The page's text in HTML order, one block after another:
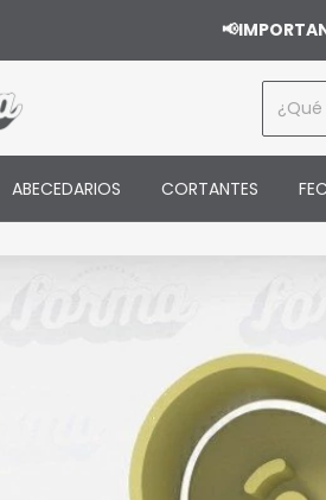
ABECEDARIOS CORTANTES